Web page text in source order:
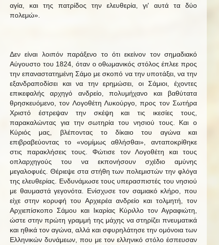
αγία, και της πατρίδος την ελευθερία, γι' αυτά τα δύο
πολεμώ».
Δεν είναι λοιπόν παράξενο το ότι εκείνον τον σημαδιακό
Αύγουστο του 1824, όταν ο οθωμανικός στόλος έπλεε προς
την επαναστατημένη Σάμο με σκοπό να την υποτάξει, να την
εξανδραποδίσει και να την ερημώσει, οι Σάμιοι, έχοντες
επικεφαλής αρχηγό ανδρείο, πολυμήχανο και βαθύτατα
θρησκευόμενο, τον Λογοθέτη Λυκούργο, προς τον Σωτήρα
Χριστό έστρεψαν την σκέψη και τις ικεσίες τους,
παρακαλώντας για την σωτηρία του νησιού τους. Και ο
Κύριός μας, βλέποντας το δίκαιο του αγώνα και
επιβραβεύοντας το «νομίμως αθλήσθαι», ανταποκρίθηκε
στις παρακλήσεις τους. Φώτισε τον Λογοθέτη και τους
οπλαρχηγούς του να εκπονήσουν σχέδιο αμύνης
μεγαλοφυές. Θέριεψε στα στήθη των πολεμιστών την φλόγα
της ελευθερίας. Ενδυνάμωσε τους υπερασπιστές του νησιού
με θαυμαστά γεγονότα. Ενίσχυσε τον σαμιακό κλήρο, που
είχε στην κορυφή του Αρχιερέα ανδρείο και τολμητή, τον
Αρχιεπίσκοπο Σάμου και Ικαρίας Κύριλλο τον Αγραφιώτη,
ώστε στην πρώτη γραμμή της μάχης να στηρίζει πνευματικά
και ηθικά τον αγώνα, αλλά και σφυρηλάτησε την ομόνοια των
Ελληνικών δυνάμεων, που με τον ελληνικό στόλο έσπευσαν